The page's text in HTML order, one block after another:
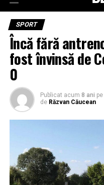
SPORT
Încă fără
fost învinsă de
0
Publicat acum 8 ani pe
de Răzvan Căucean